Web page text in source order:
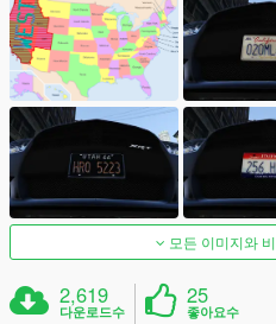
모든 이미지와
2,619
다운로드수
25
좋아요수